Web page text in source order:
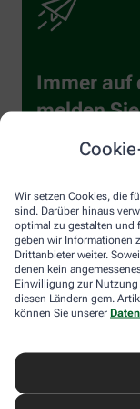
Wir setzen Cookies, die
sind. Darüber hinaus
optimal zu gestalten und
geben wir Informationen
Drittanbieter weiter.
denen kein
Einwilligung zur Nutzung
diesen Ländern gem.
können Sie unserer
Immer auf
melden
Sind Sie ein
Ich willige
Dienstleister
Analyse der